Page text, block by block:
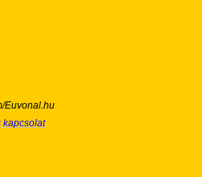
Euvonal.hu
kapcsolat